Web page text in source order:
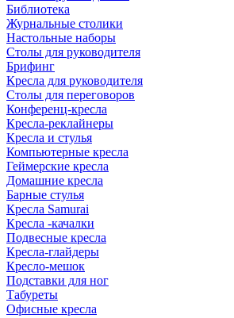
Библиотека
Журнальные столики
Настольные наборы
Столы для руководителя
Брифинг
Кресла для руководителя
Столы для переговоров
Конференц-кресла
Кресла-реклайнеры
Кресла и стулья
Компьютерные кресла
Геймерские кресла
Домашние кресла
Барные стулья
Кресла Samurai
Кресла -качалки
Подвесные кресла
Кресла-глайдеры
Кресло-мешок
Подставки для ног
Табуреты
Офисные кресла